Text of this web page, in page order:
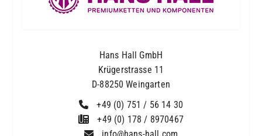
Hans Hall GmbH
Krügerstrasse 11
D-88250 Weingarten
+49 (0) 751 / 56 14 30
+49 (0) 178 / 8970467